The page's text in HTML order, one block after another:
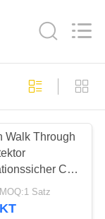
Walk Through
CE
Zulassung
Satz